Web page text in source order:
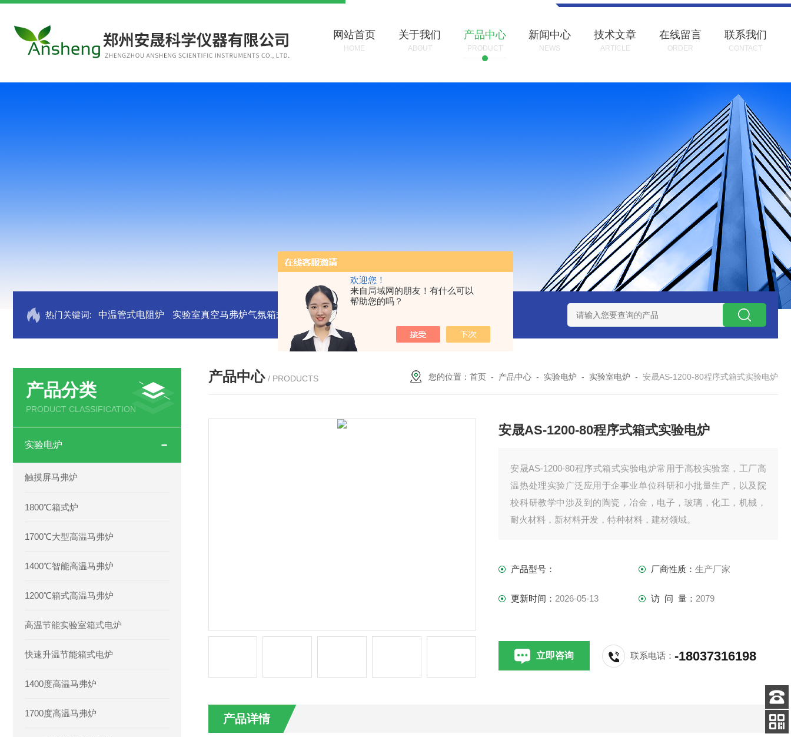
欢迎您！
来自局域网的朋友！有什么可以
帮助您的吗？
网站首页
HOME
关于我们
ABOUT
产品中心
PRODUCT
新闻中心
NEWS
技术文章
ARTICLE
在线留言
ORDER
联系我们
CONTACT
热门关键词: 中温管式电阻炉 实验室真空马弗炉气氛箱式炉厂家 灰分测定马弗炉-郑州安晟科学仪器 SX2-9-17TP高温实验用热失重马弗炉 实验室小型高温马弗炉 陶瓷纤维
产品分类
PRODUCT CLASSIFICATION
实验电炉
触摸屏马弗炉
1800℃箱式炉
1700℃大型高温马弗炉
1400℃智能高温马弗炉
1200℃箱式高温马弗炉
高温节能实验室箱式电炉
快速升温节能箱式电炉
1400度高温马弗炉
1700度高温马弗炉
产品中心 / PRODUCTS 您的位置： 首页 - 产品中心 - 实验电炉 - 实验室电炉 - 安晟AS-1200-80程序式箱式实验电炉
安晟AS-1200-80程序式箱式实验电炉
安晟AS-1200-80程序式箱式实验电炉常用于高校实验室，工厂高
温热处理实验广泛应用于企事业单位科研和小批量生产，以及院
校科研教学中涉及到的陶瓷，冶金，电子，玻璃，化工，机械，
耐火材料，新材料开发，特种材料，建材领域。
产品型号： 厂商性质： 生产厂家
更新时间： 2026-05-13 访 问 量： 2079
立即咨询 联系电话：-18037316198
产品详情
客服
电话